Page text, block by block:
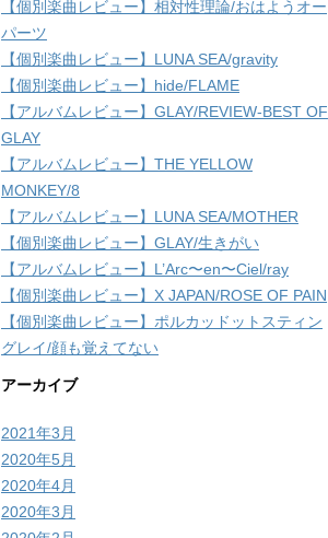
【個別楽曲レビュー】相対性理論/おはようオー
パーツ
【個別楽曲レビュー】LUNA SEA/gravity
【個別楽曲レビュー】hide/FLAME
【アルバムレビュー】GLAY/REVIEW-BEST OF
GLAY
【アルバムレビュー】THE YELLOW
MONKEY/8
【アルバムレビュー】LUNA SEA/MOTHER
【個別楽曲レビュー】GLAY/生きがい
【アルバムレビュー】L’Arc〜en〜Ciel/ray
【個別楽曲レビュー】X JAPAN/ROSE OF PAIN
【個別楽曲レビュー】ポルカッドットスティン
グレイ/顔も覚えてない
アーカイブ
2021年3月
2020年5月
2020年4月
2020年3月